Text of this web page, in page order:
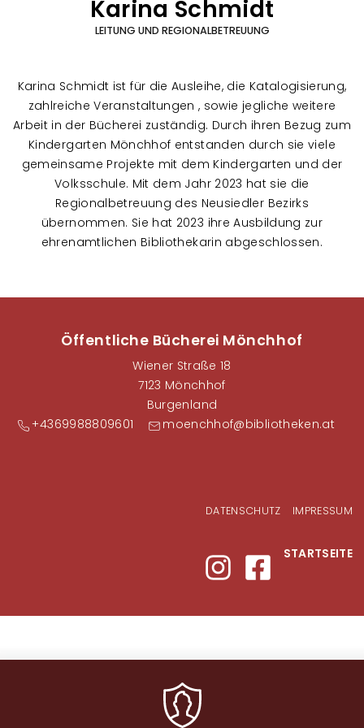
Karina Schmidt
LEITUNG UND REGIONALBETREUUNG
Karina Schmidt ist für die Ausleihe, die Katalogisierung,
zahlreiche Veranstaltungen , sowie jegliche weitere
Arbeit in der Bücherei zuständig. Durch ihren Bezug zum
Kindergarten Mönchhof entstanden durch sie viele
gemeinsame Projekte mit dem Kindergarten und der
Volksschule. Mit dem Jahr 2023 hat sie die
Regionalbetreuung des Neusiedler Bezirks
übernommen. Sie hat 2023 ihre Ausbildung zur
ehrenamtlichen Bibliothekarin abgeschlossen.
Öffentliche Bücherei Mönchhof
Wiener Straße 18
7123 Mönchhof
Burgenland
+4369988809601
moenchhof@bibliotheken.at
DATENSCHUTZ IMPRESSUM
STARTSEITE